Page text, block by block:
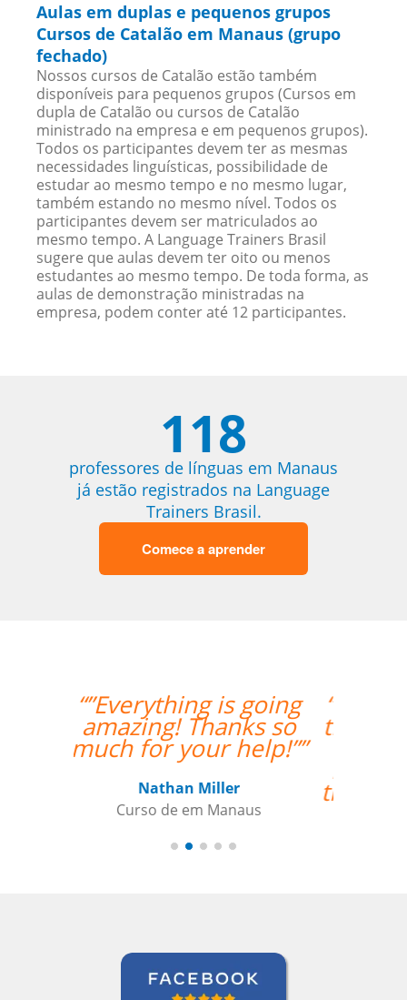
Aulas em duplas e pequenos grupos
Cursos de Catalão em Manaus (grupo
fechado)
Nossos cursos de Catalão estão também
disponíveis para pequenos grupos (Cursos em
dupla de Catalão ou cursos de Catalão
ministrado na empresa e em pequenos grupos).
Todos os participantes devem ter as mesmas
necessidades linguísticas, possibilidade de
estudar ao mesmo tempo e no mesmo lugar,
também estando no mesmo nível. Todos os
participantes devem ser matriculados ao
mesmo tempo. A Language Trainers Brasil
sugere que aulas devem ter oito ou menos
estudantes ao mesmo tempo. De toda forma, as
aulas de demonstração ministradas na
empresa, podem conter até 12 participantes.
118
professores de línguas em Manaus
já estão registrados na Language
Trainers Brasil.
Comece a aprender
“”Amazing how quickly
the two weeks went by
and tomorrow is my
last day with Milena. I
thoroughly enjoyed my
classes and would
recommend her
anytime. ””